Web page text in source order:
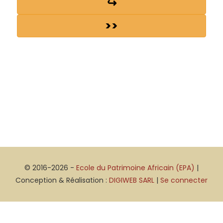
>>
© 2016-2026 - Ecole du Patrimoine Africain (EPA) |
Conception & Réalisation : DIGIWEB SARL | Se connecter